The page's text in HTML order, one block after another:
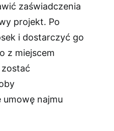
zaświadczenia
projekt. Po
i dostarczyć go
z miejscem
zostać
umowę najmu